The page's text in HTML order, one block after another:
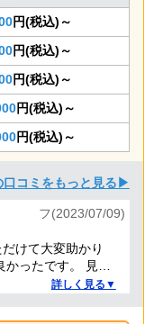
円(税込)～
円(税込)～
円(税込)～
円(税込)～
円(税込)～
口コミをもっと見る▶
フ(2023/07/09)
けて大変助かり
ったです。 見積
した。 ありがとう
詳しく見る▼